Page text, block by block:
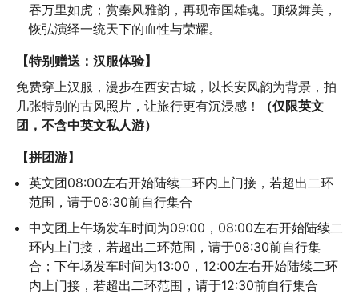
吞万里如虎；赏秦风雅韵，再现帝国雄魂。顶级舞美，
恢弘演绎一统天下的血性与荣耀。
【特别赠送：汉服体验】
免费穿上汉服，漫步在西安古城，以长安风韵为背景，拍
几张特别的古风照片，让旅行更有沉浸感！
（仅限英文
团，不含中英文私人游）
【拼团游】
英文团08:00左右开始陆续二环内上门接，若超出二环
范围，请于08:30前自行集合
中文团上午场发车时间为09:00，08:00左右开始陆续二
环内上门接，若超出二环范围，请于08:30前自行集
合；下午场发车时间为13:00，12:00左右开始陆续二环
内上门接，若超出二环范围，请于12:30前自行集合